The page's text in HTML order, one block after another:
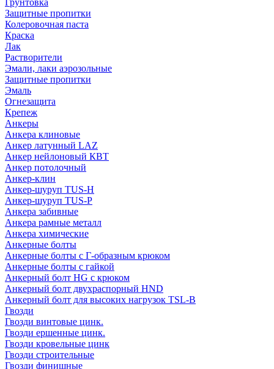
Грунтовка
Защитные пропитки
Колеровочная паста
Краска
Лак
Растворители
Эмали, лаки аэрозольные
Защитные пропитки
Эмаль
Огнезащита
Крепеж
Анкеры
Анкера клиновые
Анкер латунный LAZ
Анкер нейлоновый КВТ
Анкер потолочный
Анкер-клин
Анкер-шуруп TUS-H
Анкер-шуруп TUS-P
Анкера забивные
Анкера рамные металл
Анкера химические
Анкерные болты
Анкерные болты с Г-образным крюком
Анкерные болты с гайкой
Анкерный болт HG с крюком
Анкерный болт двухраспорный HND
Анкерный болт для высоких нагрузок TSL-B
Гвозди
Гвозди винтовые цинк.
Гвозди ершенные цинк.
Гвозди кровельные цинк
Гвозди строительные
Гвозди финишные